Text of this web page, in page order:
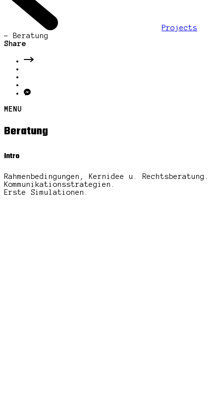
Projects
- Beratung
Share
MENU
Beratung
Intro
Rahmenbedingungen, Kernidee u. Rechtsberatung.
Kommunikationsstrategien.
Erste Simulationen.